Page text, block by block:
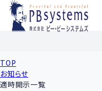
TOP
お知らせ
適時開示一覧